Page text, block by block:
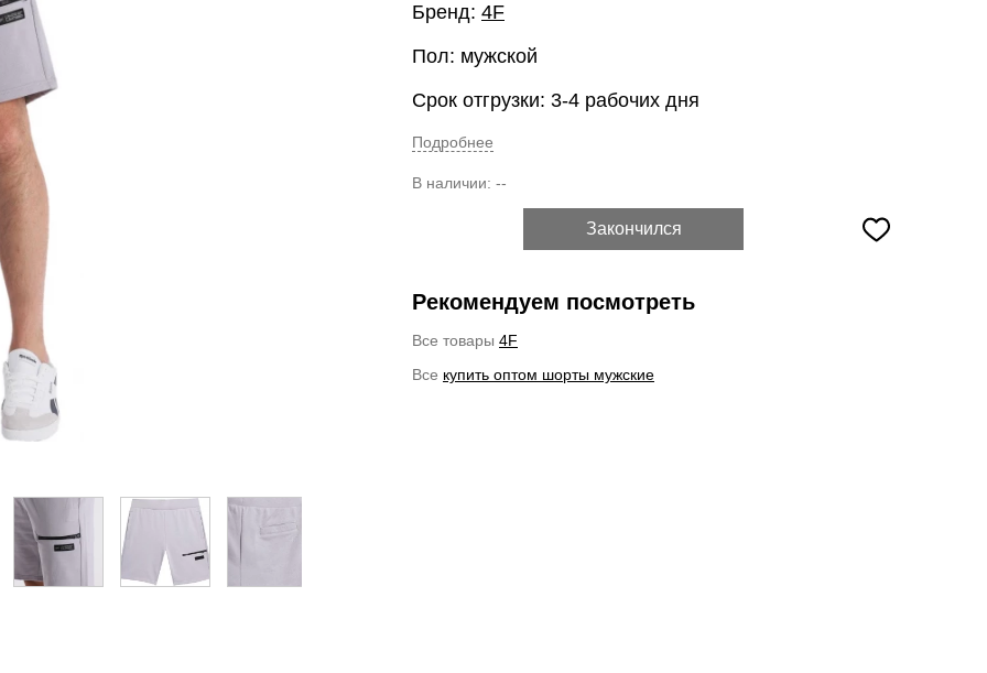
Бренд: 4F
Пол: мужской
Срок отгрузки: 3-4 рабочих дня
Подробнее
В наличии: --
Закончился
Рекомендуем посмотреть
Все товары 4F
Все купить оптом шорты мужские